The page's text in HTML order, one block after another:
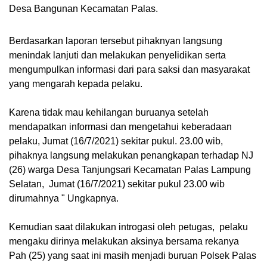
Desa Bangunan Kecamatan Palas.
Berdasarkan laporan tersebut pihaknyan langsung
menindak lanjuti dan melakukan penyelidikan serta
mengumpulkan informasi dari para saksi dan masyarakat
yang mengarah kepada pelaku.
Karena tidak mau kehilangan buruanya setelah
mendapatkan informasi dan mengetahui keberadaan
pelaku, Jumat (16/7/2021) sekitar pukul. 23.00 wib,
pihaknya langsung melakukan penangkapan terhadap NJ
(26) warga Desa Tanjungsari Kecamatan Palas Lampung
Selatan, Jumat (16/7/2021) sekitar pukul 23.00 wib
dirumahnya " Ungkapnya.
Kemudian saat dilakukan introgasi oleh petugas, pelaku
mengaku dirinya melakukan aksinya bersama rekanya
Pah (25) yang saat ini masih menjadi buruan Polsek Palas